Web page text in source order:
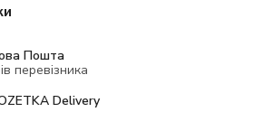
Пошта
перевізника
Delivery